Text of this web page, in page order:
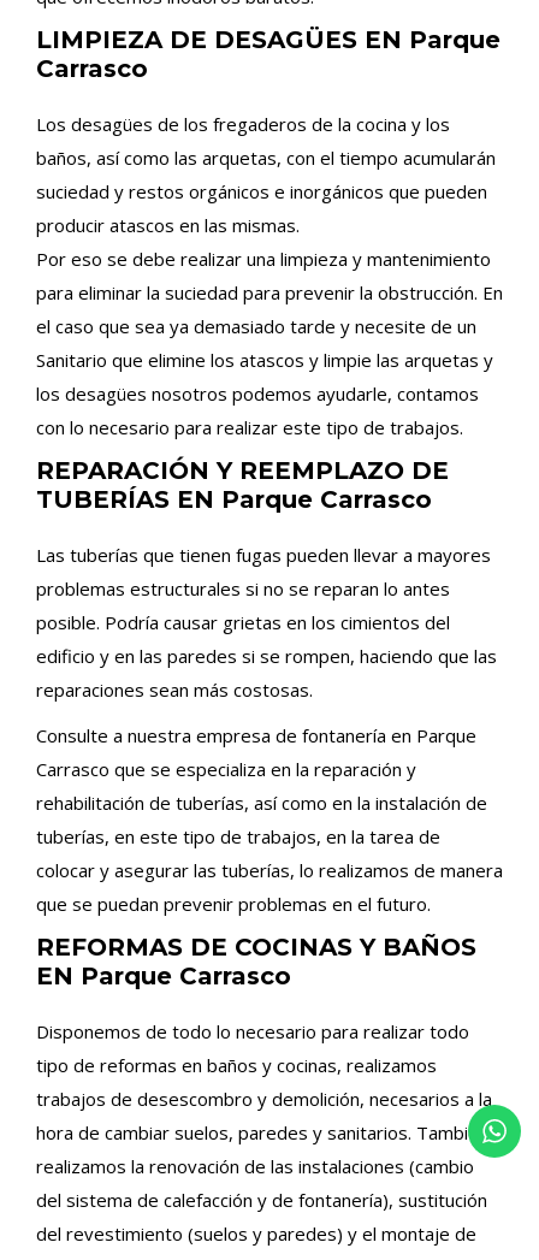
LIMPIEZA DE DESAGÜES EN Parque
Carrasco
Los desagües de los fregaderos de la cocina y los
baños, así como las arquetas, con el tiempo acumularán
suciedad y restos orgánicos e inorgánicos que pueden
producir atascos en las mismas.
Por eso se debe realizar una limpieza y mantenimiento
para eliminar la suciedad para prevenir la obstrucción. En
el caso que sea ya demasiado tarde y necesite de un
Sanitario que elimine los atascos y limpie las arquetas y
los desagües nosotros podemos ayudarle, contamos
con lo necesario para realizar este tipo de trabajos.
REPARACIÓN Y REEMPLAZO DE
TUBERÍAS EN Parque Carrasco
Las tuberías que tienen fugas pueden llevar a mayores
problemas estructurales si no se reparan lo antes
posible. Podría causar grietas en los cimientos del
edificio y en las paredes si se rompen, haciendo que las
reparaciones sean más costosas.
Consulte a nuestra empresa de fontanería en Parque
Carrasco que se especializa en la reparación y
rehabilitación de tuberías, así como en la instalación de
tuberías, en este tipo de trabajos, en la tarea de
colocar y asegurar las tuberías, lo realizamos de manera
que se puedan prevenir problemas en el futuro.
REFORMAS DE COCINAS Y BAÑOS
EN Parque Carrasco
Disponemos de todo lo necesario para realizar todo
tipo de reformas en baños y cocinas, realizamos
trabajos de desescombro y demolición, necesarios a la
hora de cambiar suelos, paredes y sanitarios. También
realizamos la renovación de las instalaciones (cambio
del sistema de calefacción y de fontanería), sustitución
del revestimiento (suelos y paredes) y el montaje de